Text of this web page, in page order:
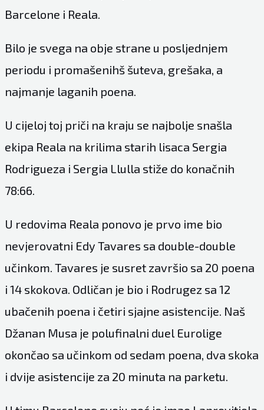
Barcelone i Reala.
Bilo je svega na obje strane u posljednjem
periodu i promašenihš šuteva, grešaka, a
najmanje laganih poena.
U cijeloj toj priči na kraju se najbolje snašla
ekipa Reala na krilima starih lisaca Sergia
Rodrigueza i Sergia Llulla stiže do konačnih
78:66.
U redovima Reala ponovo je prvo ime bio
nevjerovatni Edy Tavares sa double-double
učinkom. Tavares je susret završio sa 20 poena
i 14 skokova. Odličan je bio i Rodrugez sa 12
ubačenih poena i četiri sjajne asistencije. Naš
Džanan Musa je polufinalni duel Eurolige
okončao sa učinkom od sedam poena, dva skoka
i dvije asistencije za 20 minuta na parketu.